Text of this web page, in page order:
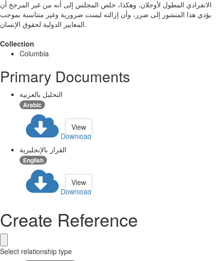
الانفرادي المطول لأوجلان. وهكذا، خلص المجلس إلى أنه من غير المرجح أن
يؤدي هذا المنشور إلى ضرر، وأن إزالته ليست ضرورية وغير متناسبة بموجب
المعايير الدولية لحقوق الإنسان.
Collection
Columbia
Primary Documents
التحليل بالعربية
Arabic
Download
View
القرار بالإنجليزية
English
Download
View
Create Reference
Select relationship type